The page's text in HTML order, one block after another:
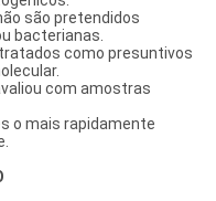
são pretendidos
bacterianas.
como presuntivos
com amostras
o mais rapidamente